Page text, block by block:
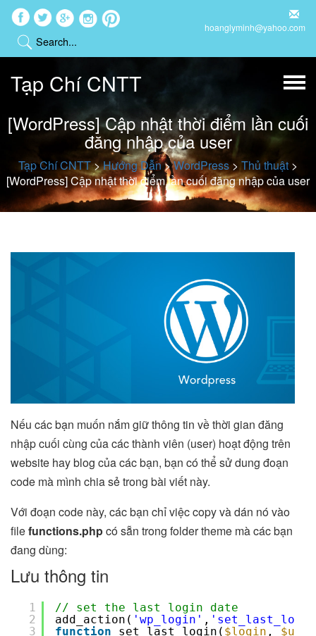
hoanglyminh@yahoo.com
Tạp Chí CNTT
[WordPress] Cập nhật thời điểm lần cuối
đăng nhập của user
Tạp Chí CNTT>Hướng Dẫn>WordPress>Thủ thuật >
[WordPress] Cập nhật thời điểm lần cuối đăng nhập của user
Nếu các bạn muốn nắm giữ thông tin về thời gian đăng
nhập cuối cùng của các thành viên (user) hoạt động trên
website hay blog của các bạn, bạn có thể sử dung đoạn
code mà mình chia sẻ trong bài viết này.
Với đoạn code này, các bạn chỉ việc copy và dán nó vào
filefunctions.phpcó sẵn trong folder theme mà các bạn
đang dùng:
Lưu thông tin
1
2
3
// set the last login date
add_action( 'wp_login' ,
function
set_last_login( $login , $user